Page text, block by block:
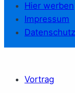
Hier werben
Impressum
Vortrag